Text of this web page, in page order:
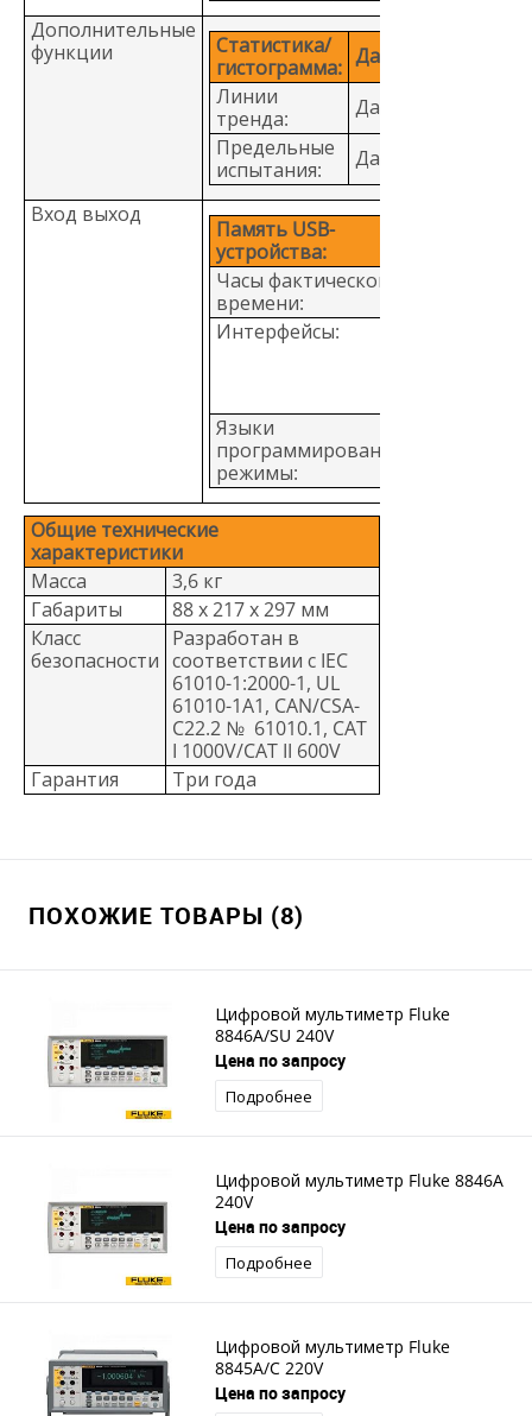
Дополнительные
функции
Статистика/
гистограмма: Да
Линии
тренда:
Да
Предельные
испытания:
Да
Вход выход
Память USB-
устройства:
Часы фактического
времени:
Интерфейсы:
Языки
программирования/
режимы:
Общие технические
характеристики
Масса
3,6 кг
Габариты
88 х 217 х 297 мм
Класс
безопасности
Разработан в
соответствии с IEC
61010-1:2000-1, UL
61010-1A1, CAN/CSA-
C22.2 № 61010.1, CAT
I 1000V/CAT II 600V
Гарантия
Три года
ПОХОЖИЕ ТОВАРЫ (8)
Цифровой мультиметр Fluke
8846A/SU 240V
Цена по запросу
Подробнее
Цифровой мультиметр Fluke 8846A
240V
Цена по запросу
Подробнее
Цифровой мультиметр Fluke
8845A/C 220V
Цена по запросу